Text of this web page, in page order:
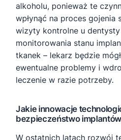
alkoholu, ponieważ te
wpłynąć na proces gojenia
wizyty kontrolne u
monitorowania stanu
tkanek – lekarz będzie
ewentualne problemy i
leczenie w razie potrzeby.
Jakie innowacje
bezpieczeństwo
W ostatnich latach rozwój